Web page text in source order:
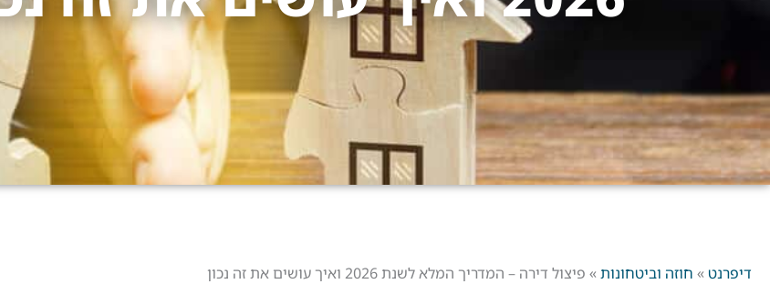
דיפרנט» חוזה וביטחונות» פיצול דירה – המדריך המלא לשנת 2026 ואיך עושים את זה נכון